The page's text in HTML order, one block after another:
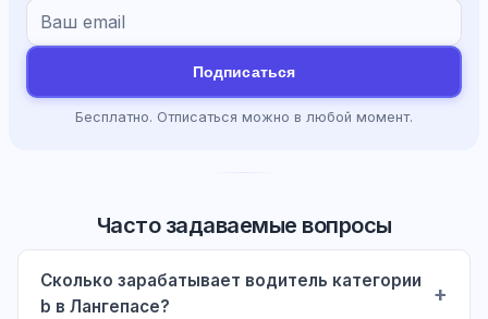
Подписаться
Бесплатно. Отписаться можно в любой момент.
Часто задаваемые вопросы
Сколько зарабатывает водитель категории
b в Лангепасе?